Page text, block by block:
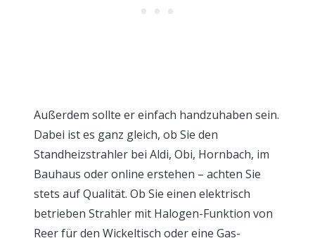
Außerdem sollte er einfach handzuhaben sein.
Dabei ist es ganz gleich, ob Sie den
Standheizstrahler bei Aldi, Obi, Hornbach, im
Bauhaus oder online erstehen – achten Sie
stets auf Qualität. Ob Sie einen elektrisch
betrieben Strahler mit Halogen-Funktion von
Reer für den Wickeltisch oder eine Gas-